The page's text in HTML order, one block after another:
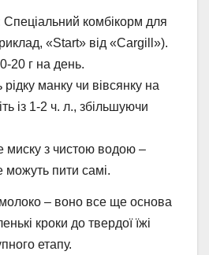
Спеціальний комбікорм для
«Start» від «Cargill»).
20 г на день.
рідку манку чи вівсянку на
із 1-2 ч. л., збільшуючи
миску з чистою водою –
можуть пити самі.
– воно все ще основа
кроки до твердої їжі
етапу.